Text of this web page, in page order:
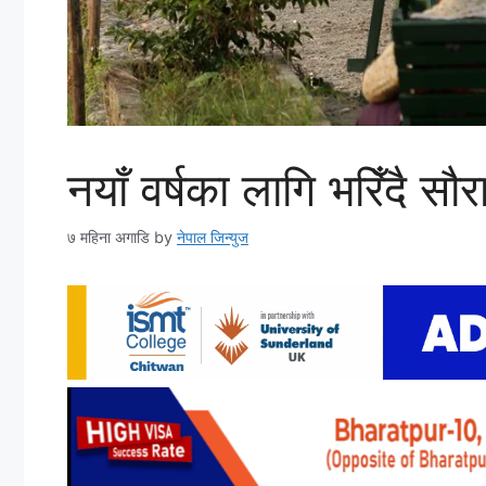
नयाँ वर्षका लागि भरिँदै
७ महिना अगाडि by नेपाल जिन्युज